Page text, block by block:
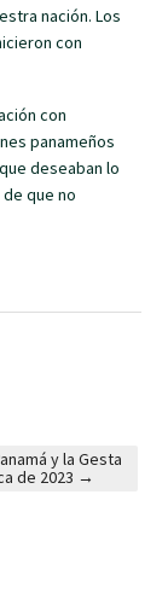
nación. Los
con
con
panameños
deseaban lo
que no
y la Gesta
de 2023 →